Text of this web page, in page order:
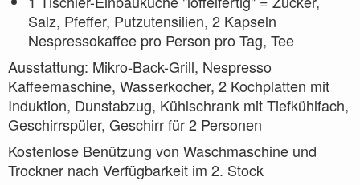
Salz, Pfeffer, Putzutensilien, 2 Kapseln
Nespressokaffee pro Person pro Tag, Tee
Ausstattung: Mikro-Back-Grill, Nespresso
Kaffeemaschine, Wasserkocher, 2 Kochplatten mit
Induktion, Dunstabzug, Kühlschrank mit Tiefkühlfach,
Geschirrspüler, Geschirr für 2 Personen
Kostenlose Benützung von Waschmaschine und
Trockner nach Verfügbarkeit im 2. Stock